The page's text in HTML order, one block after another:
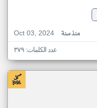
Oct 03, 2024
منذ سنة
عدد الكلمات: ٣٧٩